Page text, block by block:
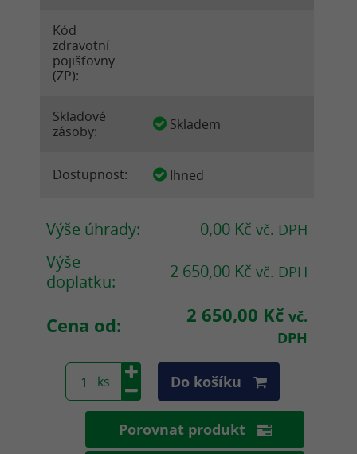
Kód
zdravotní
pojišťovny
(ZP):
Skladové
zásoby:
Skladem
Dostupnost: Ihned
Výše úhrady: 0,00 Kč vč. DPH
Výše
doplatku:
2 650,00 Kč vč. DPH
Cena od: 2 650,00 Kč vč.
DPH
Porovnat produkt